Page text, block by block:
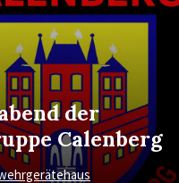
der
Calenberg